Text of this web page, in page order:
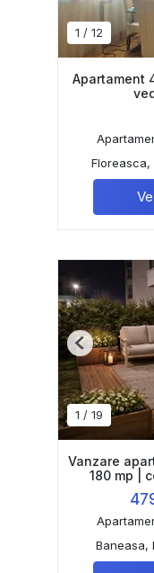
1 / 12
Apartament
Floreasca,
1 / 19
Previous
Vanzare
180 mp |
Baneasa,